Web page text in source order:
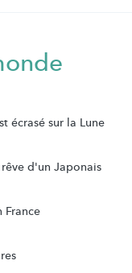
écrasé sur la Lune
d'un Japonais
France